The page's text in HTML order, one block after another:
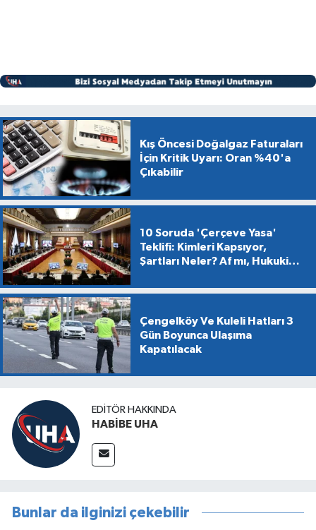
Kış Öncesi Doğalgaz Faturaları
İçin Kritik Uyarı: Oran %40'a
Çıkabilir
10 Soruda 'Çerçeve Yasa'
Teklifi: Kimleri Kapsıyor,
Şartları Neler? Af mı, Hukuki
Çengelköy Ve Kuleli Hatları 3
Gün Boyunca Ulaşıma
Kapatılacak
EDITÖR HAKKINDA
HABİBE UHA
Bunlar da ilginizi çekebilir